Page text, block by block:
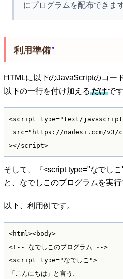
にプログラムを配布できます
利用準備*
HTMLに以下のJavaScriptのコー
以下の一行を付け加える だけです
<script type="text/
src="https://nadesi.com/v3/
></script>
そして、『<script type="なでし
と、なでしこのプログラムを実行
以下、利用例です。
<html><body>
<!-- なでしこのプログラム -->
<script type="なでしこ">
「こんにちは」と言う。